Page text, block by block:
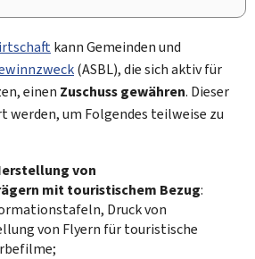
kann Gemeinden und
(ASBL), die sich aktiv für
einen Zuschuss gewähren. Dieser
werden, um Folgendes teilweise zu
von
mit touristischem Bezug:
Druck von
von Flyern für touristische